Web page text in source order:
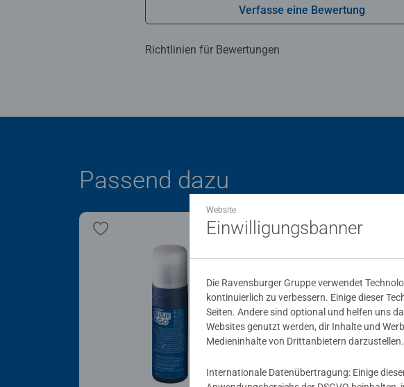
Verfasse eine Bewertung
Richtlinien für Bewertungen
Passend dazu
Website
Einwilligungsbanner
Die Ravensburger Gruppe verwendet
kontinuierlich zu verbessern. Einige dieser
Seiten. Andere sind optional und helfen uns
Websites genutzt werden, dir Inhalte und
Medieninhalte von Drittanbietern darzustellen.
Internationale Datenübertragung: Einige